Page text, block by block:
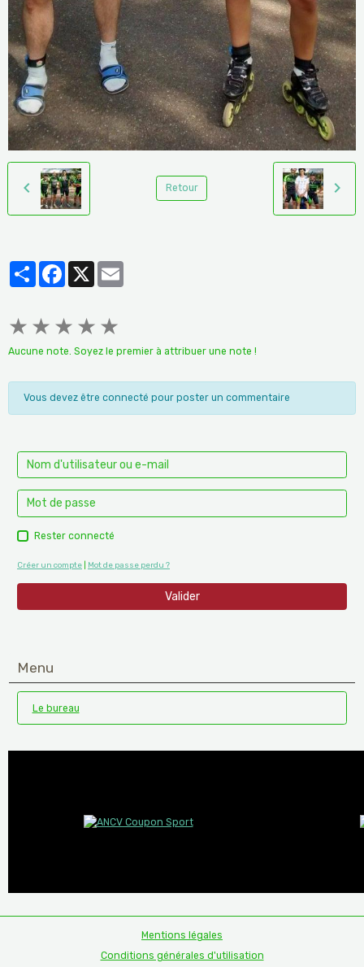
Retour
PartagerFacebook
X
★ ★ ★ ★ ★
Aucune note. Soyez le premier à attribuer une note !
Vous devez être connecté pour poster un commentaire
Rester connecté
Créer un compte Mot de passe perdu ?
Valider
Menu
Le bureau
Mentions légales
Conditions générales d'utilisation